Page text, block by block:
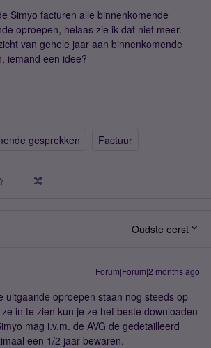
Simyo facturen alle binnenkomende
oproepen, helaas zie ik dat niet meer.
van gehele jaar aan binnenkomende
iemand een idee?
gesprekken Factuur
Oudste eerst
Forum|Forum|2 months ago
uitgaande oproepen staan nog steeds op
in te zien kun je ze het beste downloaden
mag i.v.m. de AVG de gedetailleerd
een 1/2 jaar bewaren.